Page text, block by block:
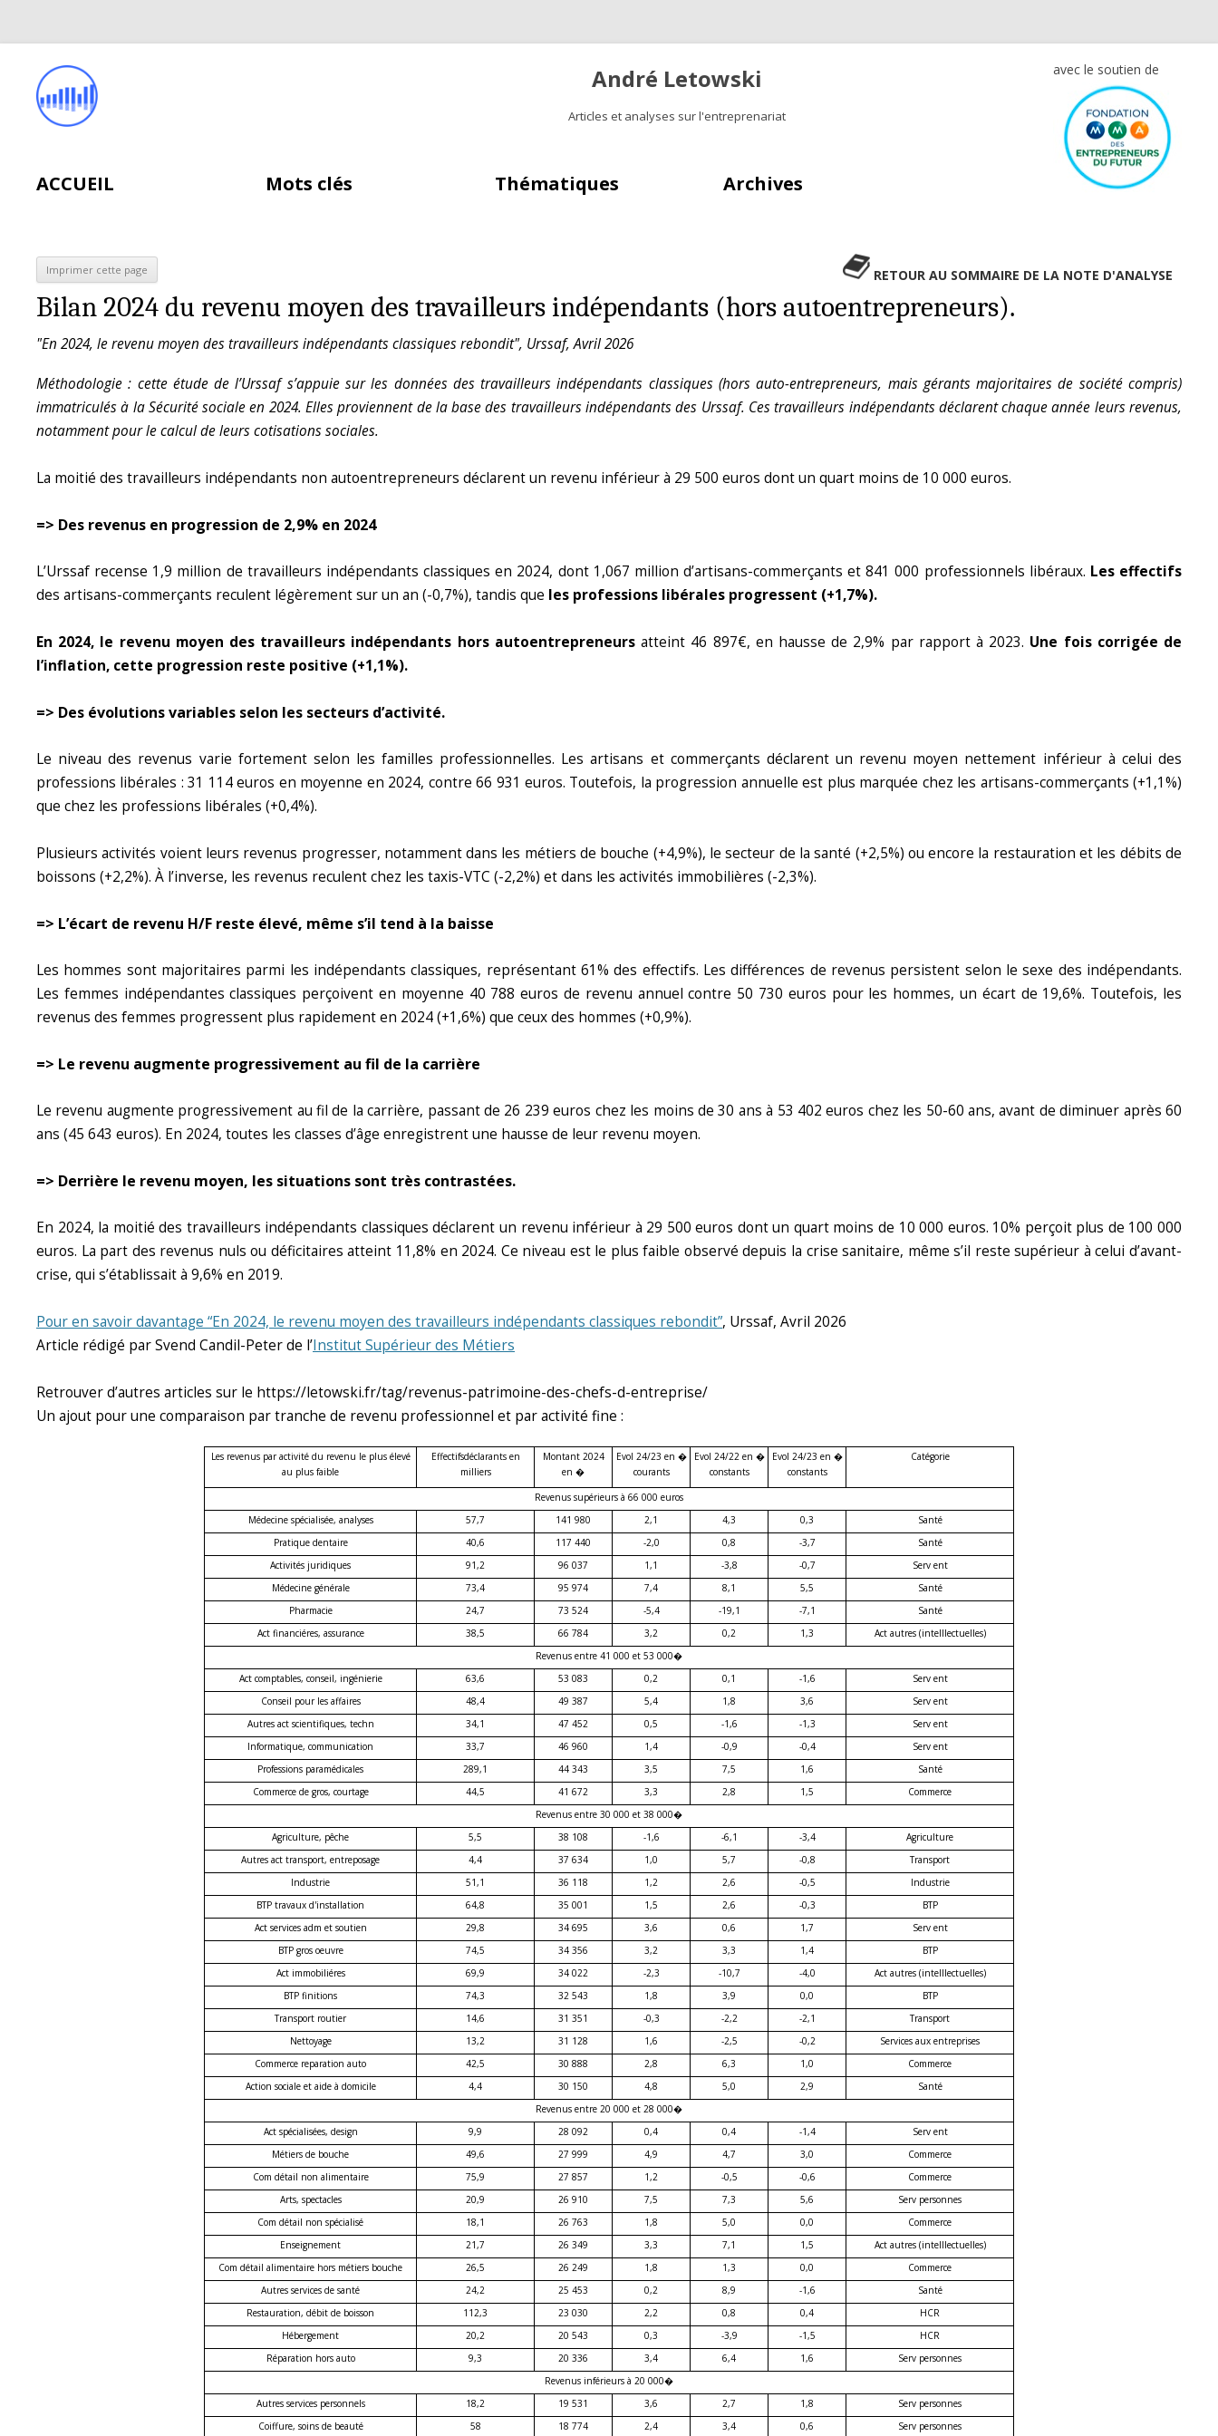
André Letowski
Articles et analyses sur l'entreprenariat
avec le soutien de
ACCUEIL Mots clés Thématiques Archives
RETOUR AU SOMMAIRE DE LA NOTE D'ANALYSE
Bilan 2024 du revenu moyen des travailleurs indépendants (hors autoentrepreneurs).
"En 2024, le revenu moyen des travailleurs indépendants classiques rebondit", Urssaf, Avril 2026
Méthodologie : cette étude de l’Urssaf s’appuie sur les données des travailleurs indépendants classiques (hors auto-entrepreneurs, mais gérants majoritaires de société compris)
immatriculés à la Sécurité sociale en 2024. Elles proviennent de la base des travailleurs indépendants des Urssaf. Ces travailleurs indépendants déclarent chaque année leurs revenus,
notamment pour le calcul de leurs cotisations sociales.
La moitié des travailleurs indépendants non autoentrepreneurs déclarent un revenu inférieur à 29 500 euros dont un quart moins de 10 000 euros.
=> Des revenus en progression de 2,9% en 2024
L’Urssaf recense 1,9 million de travailleurs indépendants classiques en 2024, dont 1,067 million d’artisans-commerçants et 841 000 professionnels libéraux. Les effectifs
des artisans-commerçants reculent légèrement sur un an (-0,7%), tandis que les professions libérales progressent (+1,7%).
En 2024, le revenu moyen des travailleurs indépendants hors autoentrepreneursatteint 46 897€, en hausse de 2,9% par rapport à 2023. Une fois corrigée de
l’inflation, cette progression reste positive (+1,1%).
=> Des évolutions variables selon les secteurs d’activité.
Le niveau des revenus varie fortement selon les familles professionnelles. Les artisans et commerçants déclarent un revenu moyen nettement inférieur à celui des
professions libérales : 31 114 euros en moyenne en 2024, contre 66 931 euros. Toutefois, la progression annuelle est plus marquée chez les artisans-commerçants (+1,1%)
que chez les professions libérales (+0,4%).
Plusieurs activités voient leurs revenus progresser, notamment dans les métiers de bouche (+4,9%), le secteur de la santé (+2,5%) ou encore la restauration et les débits de
boissons (+2,2%). À l’inverse, les revenus reculent chez les taxis-VTC (-2,2%) et dans les activités immobilières (-2,3%).
=> L’écart de revenu H/F reste élevé, même s’il tend à la baisse
Les hommes sont majoritaires parmi les indépendants classiques, représentant 61% des effectifs. Les différences de revenus persistent selon le sexe des indépendants.
Les femmes indépendantes classiques perçoivent en moyenne 40 788 euros de revenu annuel contre 50 730 euros pour les hommes, un écart de 19,6%. Toutefois, les
revenus des femmes progressent plus rapidement en 2024 (+1,6%) que ceux des hommes (+0,9%).
=> Le revenu augmente progressivement au fil de la carrière
Le revenu augmente progressivement au fil de la carrière, passant de 26 239 euros chez les moins de 30 ans à 53 402 euros chez les 50-60 ans, avant de diminuer après 60
ans (45 643 euros). En 2024, toutes les classes d’âge enregistrent une hausse de leur revenu moyen.
=> Derrière le revenu moyen, les situations sont très contrastées.
En 2024, la moitié des travailleurs indépendants classiques déclarent un revenu inférieur à 29 500 euros dont un quart moins de 10 000 euros. 10% perçoit plus de 100 000
euros. La part des revenus nuls ou déficitaires atteint 11,8% en 2024. Ce niveau est le plus faible observé depuis la crise sanitaire, même s’il reste supérieur à celui d’avant-
crise, qui s’établissait à 9,6% en 2019.
Pour en savoir davantage “En 2024, le revenu moyen des travailleurs indépendants classiques rebondit”, Urssaf, Avril 2026
Article rédigé par Svend Candil-Peter de l’Institut Supérieur des Métiers
Retrouver d’autres articles sur le https://letowski.fr/tag/revenus-patrimoine-des-chefs-d-entreprise/
Un ajout pour une comparaison par tranche de revenu professionnel et par activité fine :
Les revenus par activité du revenu le plus élevé
au plus faible
Effectifsdéclarants en
milliers
Montant 2024
en �
Evol 24/23 en �
courants
Evol 24/22 en �
constants
Evol 24/23 en �
constants
Catégorie
Revenus supérieurs à 66 000 euros
Médecine spécialisée, analyses
57,7 141 980 2,1 4,3 0,3
Santé
Pratique dentaire
40,6 117 440 -2,0 0,8 -3,7
Santé
Activités juridiques
91,2 96 037 1,1 -3,8 -0,7
Serv ent
Médecine générale
73,4 95 974 7,4 8,1 5,5
Santé
Pharmacie
24,7 73 524 -5,4 -19,1 -7,1
Santé
Act financiéres, assurance
38,5 66 784 3,2 0,2 1,3
Act autres (intelllectuelles)
Revenus entre 41 000 et 53 000�
Act comptables, conseil, ingénierie
63,6 53 083 0,2 0,1 -1,6
Serv ent
Conseil pour les affaires
48,4 49 387 5,4 1,8 3,6
Serv ent
Autres act scientifiques, techn
34,1 47 452 0,5 -1,6 -1,3
Serv ent
Informatique, communication
33,7 46 960 1,4 -0,9 -0,4
Serv ent
Professions paramédicales
289,1 44 343 3,5 7,5 1,6
Santé
Commerce de gros, courtage
44,5 41 672 3,3 2,8 1,5
Commerce
Revenus entre 30 000 et 38 000�
Agriculture, pêche
5,5 38 108 -1,6 -6,1 -3,4
Agriculture
Autres act transport, entreposage
4,4 37 634 1,0 5,7 -0,8
Transport
Industrie
51,1 36 118 1,2 2,6 -0,5
Industrie
BTP travaux d'installation
64,8 35 001 1,5 2,6 -0,3
BTP
Act services adm et soutien
29,8 34 695 3,6 0,6 1,7
Serv ent
BTP gros oeuvre
74,5 34 356 3,2 3,3 1,4
BTP
Act immobiliéres
69,9 34 022 -2,3 -10,7 -4,0
Act autres (intelllectuelles)
BTP finitions
74,3 32 543 1,8 3,9 0,0
BTP
Transport routier
14,6 31 351 -0,3 -2,2 -2,1
Transport
Nettoyage
13,2 31 128 1,6 -2,5 -0,2
Services aux entreprises
Commerce reparation auto
42,5 30 888 2,8 6,3 1,0
Commerce
Action sociale et aide à domicile
4,4 30 150 4,8 5,0 2,9
Santé
Revenus entre 20 000 et 28 000�
Act spécialisées, design
9,9 28 092 0,4 0,4 -1,4
Serv ent
Métiers de bouche
49,6 27 999 4,9 4,7 3,0
Commerce
Com détail non alimentaire
75,9 27 857 1,2 -0,5 -0,6
Commerce
Arts, spectacles
20,9 26 910 7,5 7,3 5,6
Serv personnes
Com détail non spécialisé
18,1 26 763 1,8 5,0 0,0
Commerce
Enseignement
21,7 26 349 3,3 7,1 1,5
Act autres (intelllectuelles)
Com détail alimentaire hors métiers bouche
26,5 26 249 1,8 1,3 0,0
Commerce
Autres services de santé
24,2 25 453 0,2 8,9 -1,6
Santé
Restauration, débit de boisson
112,3 23 030 2,2 0,8 0,4
HCR
Hébergement
20,2 20 543 0,3 -3,9 -1,5
HCR
Réparation hors auto
9,3 20 336 3,4 6,4 1,6
Serv personnes
Revenus inférieurs à 20 000�
Autres services personnels
18,2 19 531 3,6 2,7 1,8
Serv personnes
Coiffure, soins de beauté
58 18 774 2,4 3,4 0,6 Serv personnes